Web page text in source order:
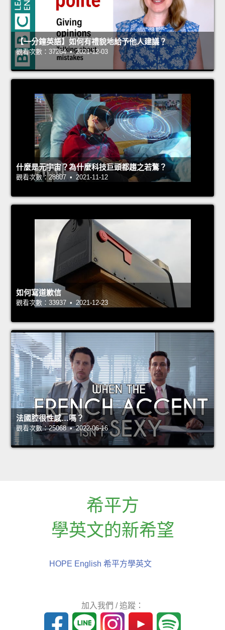
【一分鐘英語】如何有禮貌地給予他人建議？
觀看次數：37264 • 2021-12-03
什麼是元宇宙？為什麼科技巨頭都趨之若鶩？
觀看次數：28807 • 2021-11-12
如何寫道歉信
觀看次數：33937 • 2021-12-23
法國腔很性感…嗎？
觀看次數：25068 • 2022-06-16
希平方
學英文的新希望
HOPE English 希平方學英文
加入我們 / 追蹤：